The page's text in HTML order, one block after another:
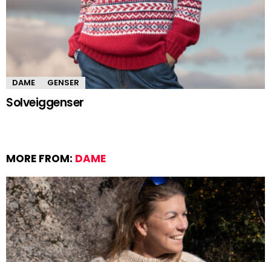
DAME GENSER
Solveiggenser
MORE FROM: DAME